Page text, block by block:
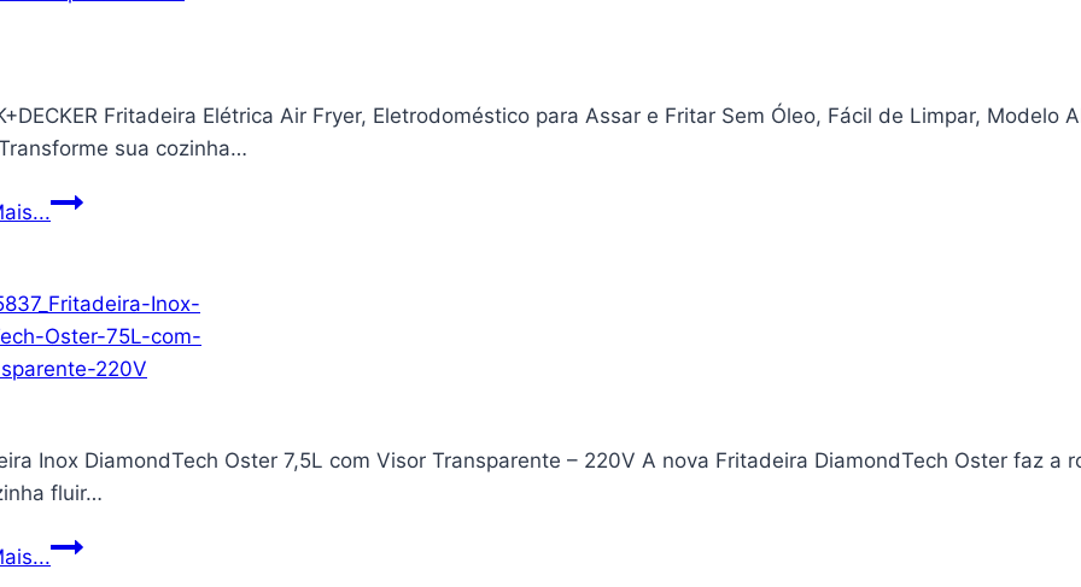
Fritadeira Elétrica Air Fryer, Eletrodoméstico para Assar e Fritar Sem Óleo, Fácil de Limpar, Modelo
sua cozinha…
BLACK+DECKER
Air
Fryer,
Eletrodoméstico
e
Fritar
Óleo,
Inox DiamondTech Oster 7,5L com Visor Transparente – 220V A nova Fritadeira DiamondTech Oster faz a
fluir…
Fritadeira